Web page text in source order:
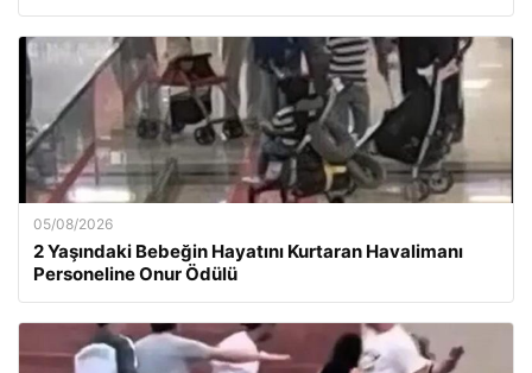
05/08/2026
2 Yaşındaki Bebeğin Hayatını Kurtaran Havalimanı
Personeline Onur Ödülü